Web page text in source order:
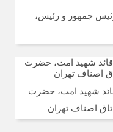
جمهور و رئیس،
شهید امت، حضرت
اصناف تهران